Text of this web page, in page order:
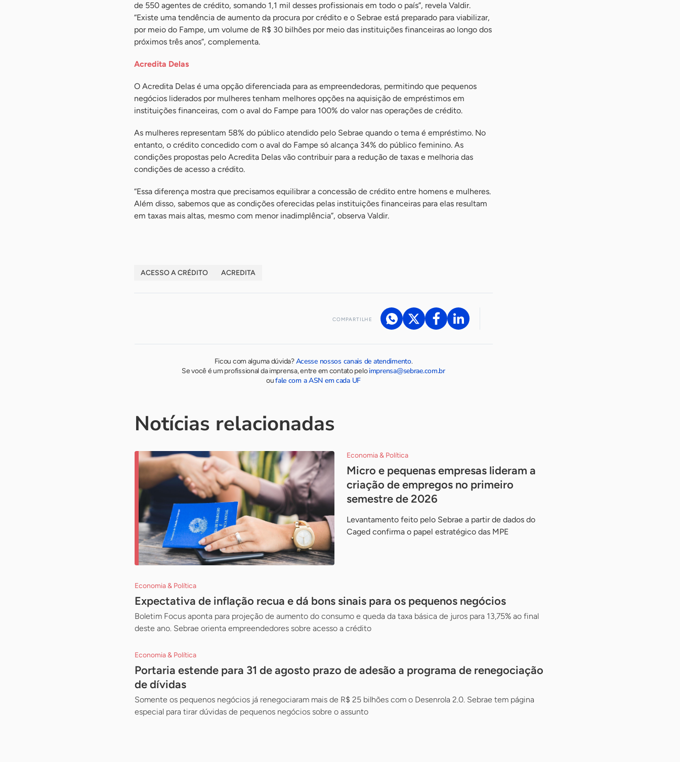
de 550 agentes de crédito, somando 1,1 mil desses profissionais em todo o país”, revela Valdir.
“Existe uma tendência de aumento da procura por crédito e o Sebrae está preparado para viabilizar,
por meio do Fampe, um volume de R$ 30 bilhões por meio das instituições financeiras ao longo dos
próximos três anos”, complementa.
Acredita Delas
O Acredita Delas é uma opção diferenciada para as empreendedoras, permitindo que pequenos
negócios liderados por mulheres tenham melhores opções na aquisição de empréstimos em
instituições financeiras, com o aval do Fampe para 100% do valor nas operações de crédito.
As mulheres representam 58% do público atendido pelo Sebrae quando o tema é empréstimo. No
entanto, o crédito concedido com o aval do Fampe só alcança 34% do público feminino. As
condições propostas pelo Acredita Delas vão contribuir para a redução de taxas e melhoria das
condições de acesso a crédito.
“Essa diferença mostra que precisamos equilibrar a concessão de crédito entre homens e mulheres.
Além disso, sabemos que as condições oferecidas pelas instituições financeiras para elas resultam
em taxas mais altas, mesmo com menor inadimplência”, observa Valdir.
ACESSO A CRÉDITO ACREDITA
COMPARTILHE
Ficou com alguma dúvida?Acesse nossos canais de atendimento.
Se você é um profissional da imprensa, entre em contato peloimprensa@sebrae.com.br
oufale com a ASN em cada UF
Notícias relacionadas
Economia & Política
Micro e pequenas empresas lideram a
criação de empregos no primeiro
semestre de 2026
Levantamento feito pelo Sebrae a partir de dados do
Caged confirma o papel estratégico das MPE
Economia & Política
Expectativa de inflação recua e dá bons sinais para os pequenos negócios
Boletim Focus aponta para projeção de aumento do consumo e queda da taxa básica de juros para 13,75% ao final
deste ano. Sebrae orienta empreendedores sobre acesso a crédito
Economia & Política
Portaria estende para 31 de agosto prazo de adesão a programa de renegociação
de dívidas
Somente os pequenos negócios já renegociaram mais de R$ 25 bilhões com o Desenrola 2.0. Sebrae tem página
especial para tirar dúvidas de pequenos negócios sobre o assunto